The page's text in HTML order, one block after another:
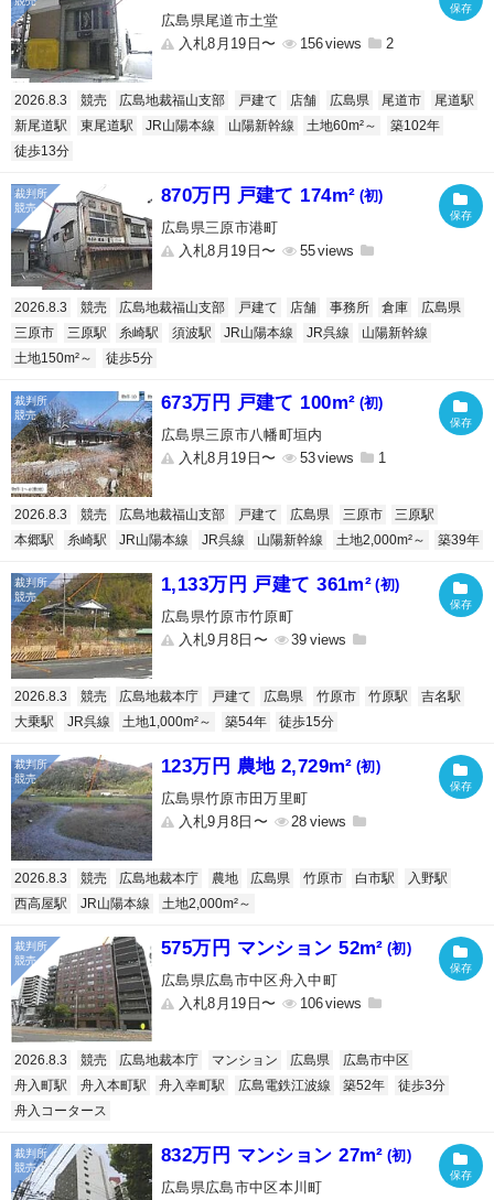
広島県尾道市土堂
入札8月19日〜
156 2
2026.8.3 競売 広島地裁福山支部 戸建て 店舗 広島県 尾道市
尾道駅
新尾道駅
東尾道駅 JR山陽本線 山陽新幹線 土地60m²～
築102年
徒歩13分
870万円 戸建て 174m² (初)
広島県三原市港町
入札8月19日〜
55
2026.8.3 競売 広島地裁福山支部 戸建て 店舗 事務所 倉庫
広島県
三原市
三原駅 糸崎駅 須波駅 JR山陽本線 JR呉線
山陽新幹線
土地150m²～
徒歩5分
673万円 戸建て 100m² (初)
広島県三原市八幡町垣内
入札8月19日〜
53 1
2026.8.3 競売 広島地裁福山支部 戸建て 広島県 三原市
三原駅
本郷駅
糸崎駅 JR山陽本線 JR呉線 山陽新幹線 土地2,000m²～ 築39年
1,133万円 戸建て 361m² (初)
広島県竹原市竹原町
入札9月8日〜
39
2026.8.3 競売 広島地裁本庁 戸建て 広島県 竹原市 竹原駅
吉名駅
大乗駅
JR呉線 土地1,000m²～ 築54年 徒歩15分
123万円 農地 2,729m² (初)
広島県竹原市田万里町
入札9月8日〜
28
2026.8.3 競売 広島地裁本庁 農地 広島県 竹原市 白市駅
入野駅
西高屋駅
JR山陽本線 土地2,000m²～
575万円 マンション 52m² (初)
広島県広島市中区舟入中町
入札8月19日〜
106
2026.8.3 競売 広島地裁本庁 マンション 広島県
広島市中区
舟入町駅
舟入本町駅 舟入幸町駅 広島電鉄江波線 築52年
徒歩3分
舟入コータース
832万円 マンション 27m² (初)
広島県広島市中区本川町